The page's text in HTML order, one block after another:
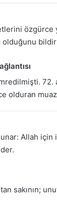
olduğunu
olduran
Allah
sakının;